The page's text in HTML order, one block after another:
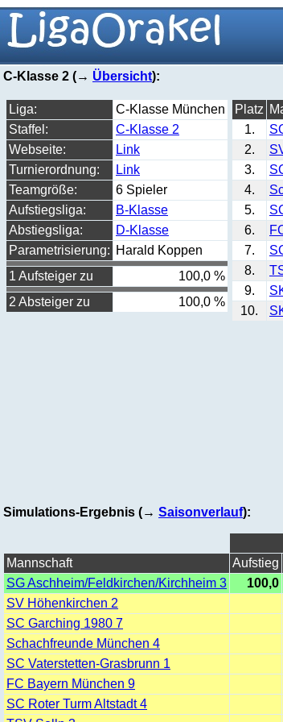
C-Klasse 2 (→ Übersicht):
Liga:
C-Klasse München
Staffel:
C-Klasse 2
Webseite:
Link
Turnierordnung:
Link
Teamgröße:
6 Spieler
Aufstiegsliga:
B-Klasse
Abstiegsliga:
D-Klasse
Parametrisierung: Harald Koppen
1 Aufsteiger zu
100,0 %
2 Absteiger zu
100,0 %
Platz
1.
2.
3.
4.
5.
6.
7.
8.
9.
10.
Simulations-Ergebnis (→ Saisonverlauf):
Mannschaft
Aufstieg
SG Aschheim/Feldkirchen/Kirchheim 3
100,0
SV Höhenkirchen 2
SC Garching 1980 7
Schachfreunde München 4
SC Vaterstetten-Grasbrunn 1
FC Bayern München 9
SC Roter Turm Altstadt 4